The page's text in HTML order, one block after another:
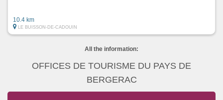
10.4 km
LE BUISSON-DE-CADOUIN
All the information:
OFFICES DE TOURISME DU PAYS DE
BERGERAC